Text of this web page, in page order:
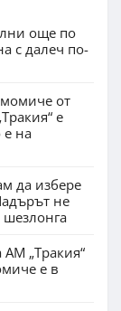
още по
с далеч по-
от
е
е на
да избере
не
„Тракия“
е в